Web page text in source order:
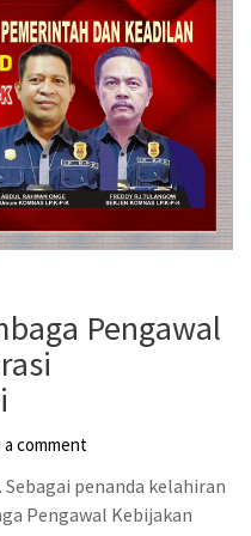
Pengawal
a comment
penanda kelahiran
Pengawal Kebijakan